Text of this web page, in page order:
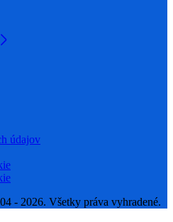
údajov
- 2026. Všetky práva vyhradené.